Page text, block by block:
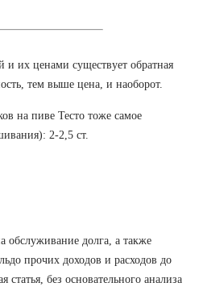
их ценами существует обратная
тем выше цена, и наоборот.
на пиве Тесто тоже самое
2-2,5 ст.
обслуживание долга, а также
прочих доходов и расходов до
без основательного анализа